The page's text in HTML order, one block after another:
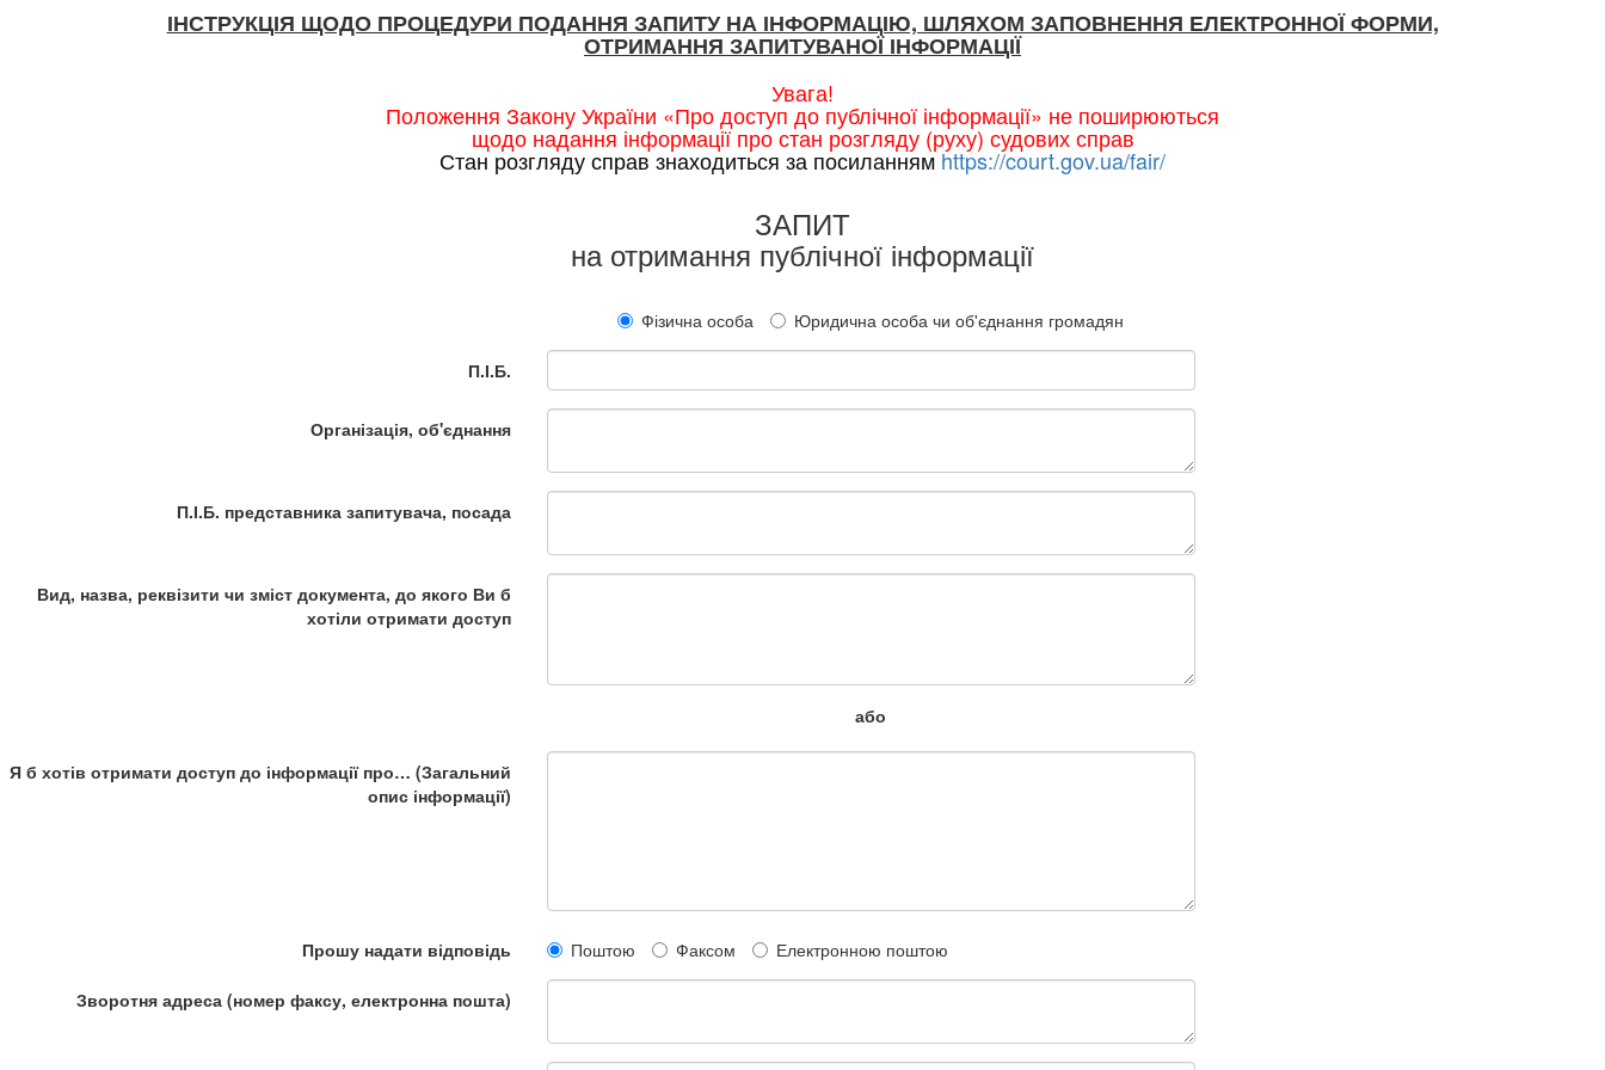
ІНСТРУКЦІЯ ЩОДО ПРОЦЕДУРИ ПОДАННЯ ЗАПИТУ НА ІНФОРМАЦІЮ, ШЛЯХОМ ЗАПОВНЕННЯ ЕЛЕКТРОННОЇ ФОРМИ,
ОТРИМАННЯ ЗАПИТУВАНОЇ ІНФОРМАЦІЇ
Увага!
Положення Закону України «Про доступ до публічної інформації» не поширюються
щодо надання інформації про стан розгляду (руху) судових справ
Стан розгляду справ знаходиться за посиланням https://court.gov.ua/fair/
ЗАПИТ
на отримання публічної інформації
Фізична особа Юридична особа чи об'єднання громадян
П.І.Б.
Організація, об'єднання
П.І.Б. представника запитувача, посада
Вид, назва, реквізити чи зміст документа, до якого Ви б
хотіли отримати доступ
або
Я б хотів отримати доступ до інформації про… (Загальний
опис інформації)
Прошу надати відповідь Поштою Факсом Електронною поштою
Зворотня адреса (номер факсу, електронна пошта)